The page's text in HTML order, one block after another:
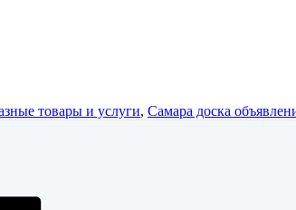
товары и услуги, Самара доска